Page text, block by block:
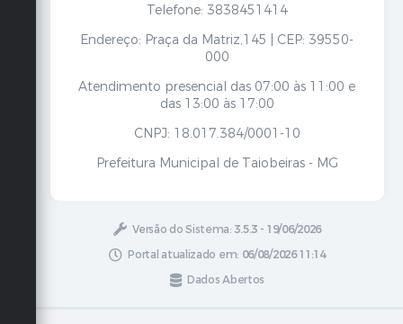
Telefone: 3838451414
Endereço: Praça da Matriz,145 | CEP: 39550-
000
Atendimento presencial das 07:00 às 11:00 e
das 13:00 às 17:00
CNPJ: 18.017.384/0001-10
Prefeitura Municipal de Taiobeiras - MG
Versão do Sistema: 3.5.3 - 19/06/2026
Portal atualizado em: 06/08/2026 11:14
Dados Abertos